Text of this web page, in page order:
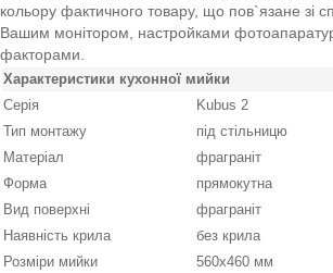
кольору фактичного товару, що пов`язане зі
Вашим монітором, настройками
факторами.
Характеристики кухонної мийки
Серія
Kubus 2
Тип монтажу
під стільницю
Матеріал
фраграніт
Форма
прямокутна
Вид поверхні
фраграніт
Наявність крила
без крила
Розміри мийки
560x460 мм